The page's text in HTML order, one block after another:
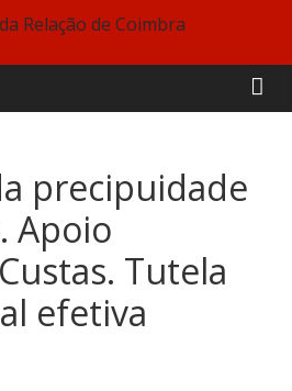
precipuidade
Apoio
Tutela
efetiva